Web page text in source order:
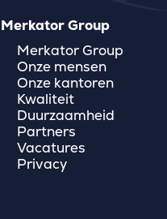
Merkator Group
Merkator Group
Onze mensen
Onze kantoren
Kwaliteit
Duurzaamheid
Partners
Vacatures
Privacy